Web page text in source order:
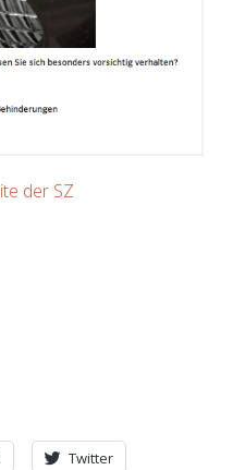
der SZ
Twitter